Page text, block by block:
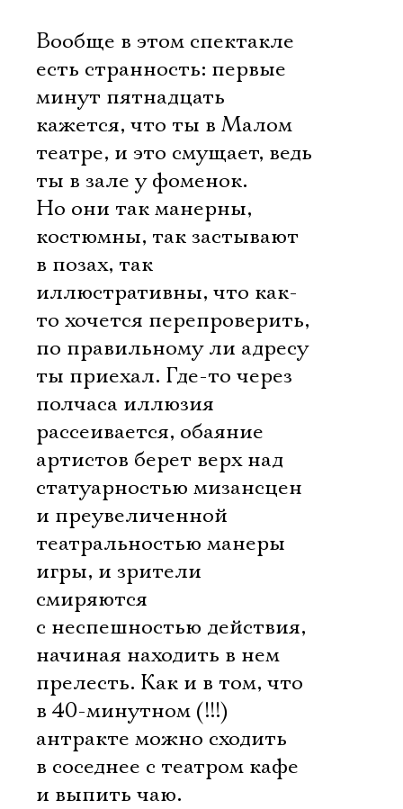
Вообще в этом спектакле
есть странность: первые
минут пятнадцать
кажется, что ты в Малом
театре, и это смущает, ведь
ты в зале у фоменок.
Но они так манерны,
костюмны, так застывают
в позах, так
иллюстративны, что как-
то хочется перепроверить,
по правильному ли адресу
ты приехал. Где-то через
полчаса иллюзия
рассеивается, обаяние
артистов берет верх над
статуарностью мизансцен
и преувеличенной
театральностью манеры
игры, и зрители
смиряются
с неспешностью действия,
начиная находить в нем
прелесть. Как и в том, что
в 40-минутном (!!!)
антракте можно сходить
в соседнее с театром кафе
и выпить чаю.